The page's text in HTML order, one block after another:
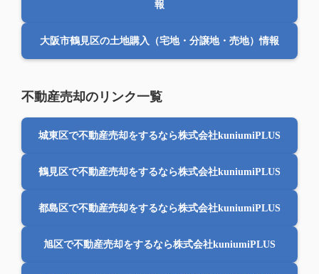
報
大阪市鶴見区の土地購入（宅地・分譲地・売地）情報
不動産売却のリンク一覧
城東区で不動産売却をするなら株式会社kuniumiPLUS
鶴見区で不動産売却をするなら株式会社kuniumiPLUS
都島区で不動産売却をするなら株式会社kuniumiPLUS
旭区で不動産売却をするなら株式会社kuniumiPLUS